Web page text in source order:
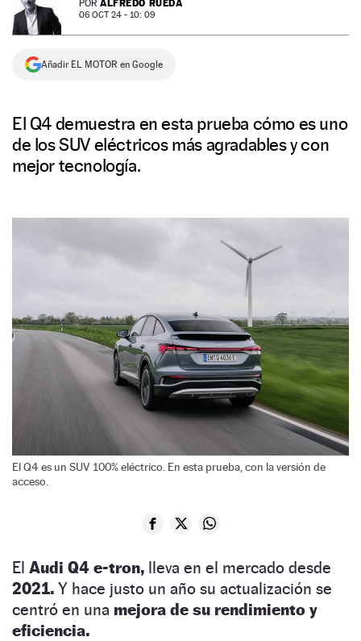
NEWSLETTER
SÍGUENOS
POR ALFREDO RUEDA
06 OCT 24 - 10: 09
Añadir EL MOTOR en Google
El Q4 demuestra en esta prueba cómo es uno
de los SUV eléctricos más agradables y con
mejor tecnología.
El Q4 es un SUV 100% eléctrico. En esta prueba, con la versión de
acceso.
El Audi Q4 e-tron, lleva en el mercado desde
2021. Y hace justo un año su actualización se
centró en una mejora de su rendimiento y
eficiencia.